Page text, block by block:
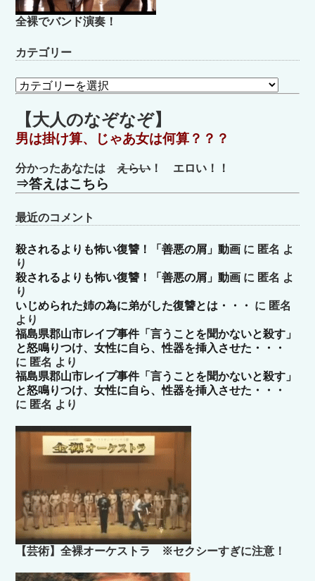
全裸でバンド演奏！
カテゴリー
カ
テ
ゴ
リ
ー
【大人のなぞなぞ】
男は掛け算、じゃあ女は何算？？？
分かったあなたはえらい！ エロい！！
⇒答えはこちら
最近のコメント
殺されるよりも怖い復讐！「善悪の屑」動画 に 匿名 よ
り
殺されるよりも怖い復讐！「善悪の屑」動画 に 匿名 よ
り
いじめられた姉の為に弟がした復讐とは・・・
に 匿名
より
福島県郡山市レイプ事件「言うことを聞かないと殺す」
と怒鳴りつけ、女性に自ら、性器を挿入させた・・・
に 匿名 より
福島県郡山市レイプ事件「言うことを聞かないと殺す」
と怒鳴りつけ、女性に自ら、性器を挿入させた・・・
に 匿名 より
【芸術】全裸オーケストラ ※セクシーすぎに注意！